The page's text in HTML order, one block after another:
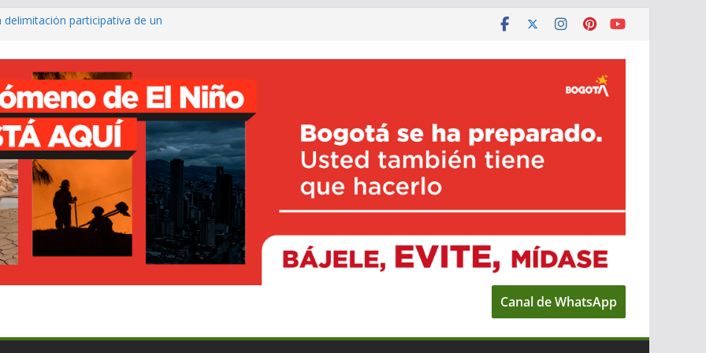
participativa de un
con prueba piloto para
inclusivo con entrega de sillas
adaptado
para fortalecer el turismo y los
Canal de WhatsApp